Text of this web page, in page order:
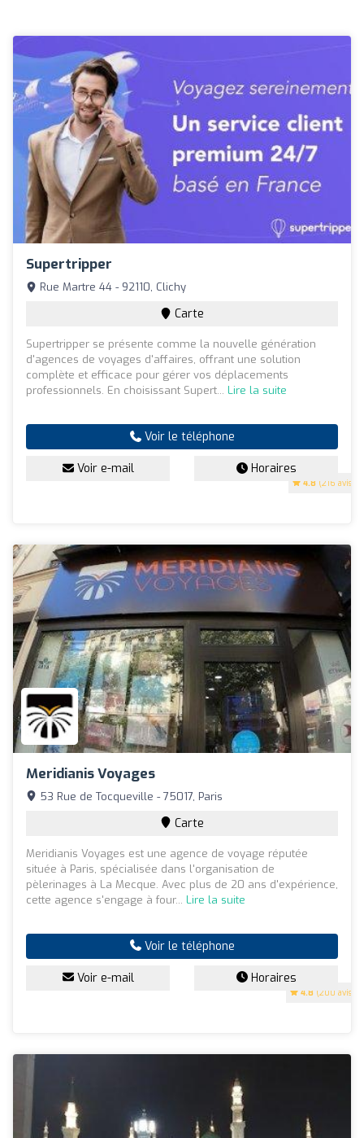
Supertripper
4.8 (216 avis)
Rue Martre 44 - 92110, Clichy
Carte
Supertripper se présente comme la nouvelle génération
d'agences de voyages d'affaires, offrant une solution
complète et efficace pour gérer vos déplacements
professionnels. En choisissant Supert... Lire la suite
Voir le téléphone
Voir e-mail Horaires
Meridianis Voyages
4.8 (200 avis)
53 Rue de Tocqueville - 75017, Paris
Carte
Meridianis Voyages est une agence de voyage réputée
située à Paris, spécialisée dans l'organisation de
pèlerinages à La Mecque. Avec plus de 20 ans d'expérience,
cette agence s'engage à four... Lire la suite
Voir le téléphone
Voir e-mail Horaires